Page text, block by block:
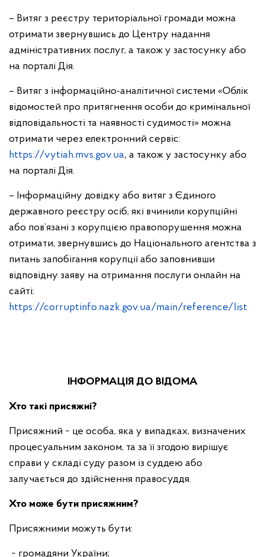
– Витяг з реєстру територіальної громади можна
отримати звернувшись до Центру надання
адміністративних послуг, а також у застосунку або
на порталі Дія.
– Витяг з інформаційно-аналітичної системи «Облік
відомостей про притягнення особи до кримінальної
відповідальності та наявності судимості» можна
отримати через електронний сервіс:
https://vytiah.mvs.gov.ua, а також у застосунку або
на порталі Дія.
– Інформаційну довідку або витяг з Єдиного
державного реєстру осіб, які вчинили корупційні
або пов’язані з корупцією правопорушення можна
отримати, звернувшись до Національного агентства з
питань запобігання корупції або заповнивши
відповідну заяву на отримання послуги онлайн на
сайті:
https://corruptinfo.nazk.gov.ua/main/reference/list
ІНФОРМАЦІЯ ДО ВІДОМА
Хто такі присяжні?
Присяжний − це особа, яка у випадках, визначених
процесуальним законом, та за її згодою вирішує
справи у складі суду разом із суддею або
залучається до здійснення правосуддя.
Хто може бути присяжним?
Присяжними можуть бути:
­ − громадяни України;